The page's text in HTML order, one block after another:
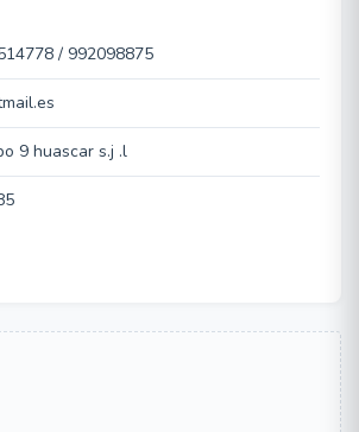
/ 992098875
9 huascar s.j .l